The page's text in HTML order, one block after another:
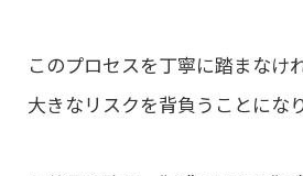
このプロセスを丁寧に踏まなけ
大きなリスクを背負うことになり